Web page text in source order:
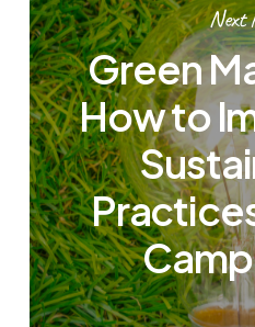
Next
Green
How to